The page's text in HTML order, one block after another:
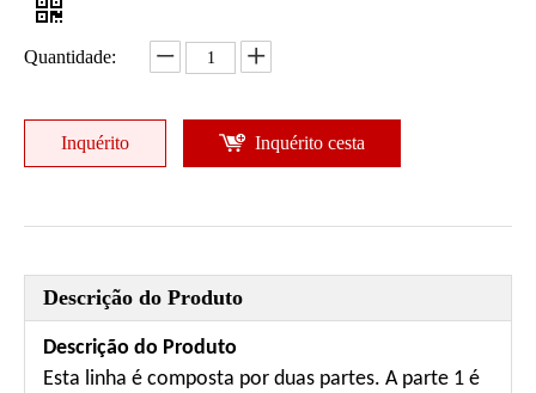
Quantidade:
Inquérito Inquérito cesta
Descrição do Produto
Descrição do Produto
Esta linha é composta por duas partes. A parte 1 é